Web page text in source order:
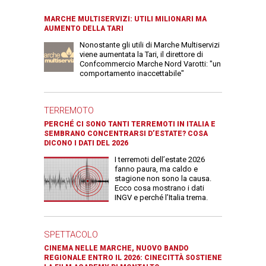
MARCHE MULTISERVIZI: UTILI MILIONARI MA
AUMENTO DELLA TARI
Nonostante gli utili di Marche Multiservizi
viene aumentata la Tari, il direttore di
Confcommercio Marche Nord Varotti: "un
comportamento inaccettabile"
TERREMOTO
PERCHÉ CI SONO TANTI TERREMOTI IN ITALIA E
SEMBRANO CONCENTRARSI D’ESTATE? COSA
DICONO I DATI DEL 2026
I terremoti dell’estate 2026
fanno paura, ma caldo e
stagione non sono la causa.
Ecco cosa mostrano i dati
INGV e perché l’Italia trema.
SPETTACOLO
CINEMA NELLE MARCHE, NUOVO BANDO
REGIONALE ENTRO IL 2026: CINECITTÀ SOSTIENE